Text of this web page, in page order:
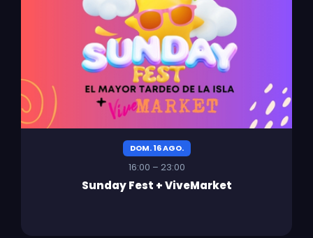
DOM. 16 AGO.
16:00 – 23:00
Sunday Fest + ViveMarket